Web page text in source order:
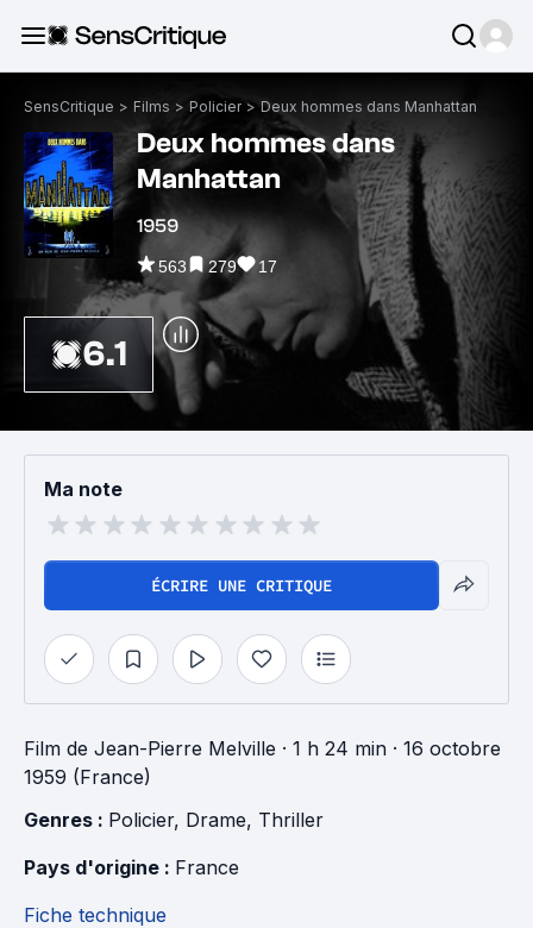
SensCritique > Films > Policier > Deux hommes dans Manhattan
Deux hommes dans
Manhattan
1959
563 279 17
6.1
Ma note
ÉCRIRE UNE CRITIQUE
Film de Jean-Pierre Melville · 1 h 24 min · 16 octobre
1959 (France)
Genres : Policier, Drame, Thriller
Pays d'origine : France
Fiche technique